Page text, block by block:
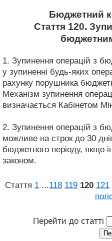
Бюджетний
Стаття 120.
1. Зупинення операцій з
у зупиненні будь-яких
рахунку порушника
Механізм зупинення
визначається Кабінетом
2. Зупинення операцій з
можливе на строк до 30
бюджетного періоду, якщо
законом.
Стаття 1 ...118 119 120 121
Перейти до статті